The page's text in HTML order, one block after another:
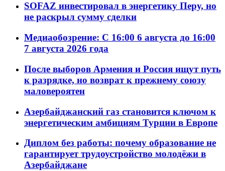
SOFAZ инвестировал в энергетику Перу, но
не раскрыл сумму сделки
Медиаобозрение: С 16:00 6 августа до 16:00
7 августа 2026 года
После выборов Армения и Россия ищут путь
к разрядке, но возврат к прежнему союзу
маловероятен
Азербайджанский газ становится ключом к
энергетическим амбициям Турции в Европе
Диплом без работы: почему образование не
гарантирует трудоустройство молодёжи в
Азербайджане